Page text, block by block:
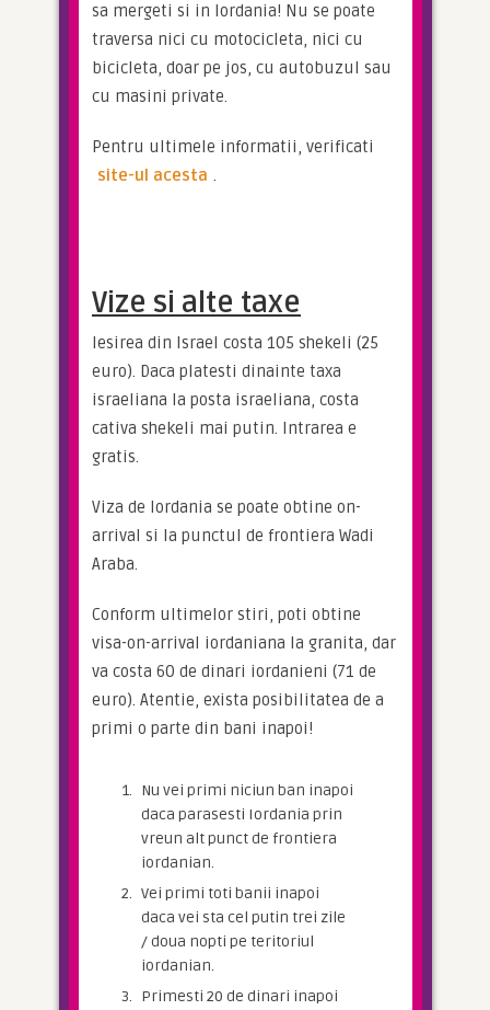
sa mergeti si in Iordania! Nu se poate
traversa nici cu motocicleta, nici cu
bicicleta, doar pe jos, cu autobuzul sau
cu masini private.
site-ul acesta .
Vize si alte taxe
Iesirea din Israel costa 105 shekeli (25
euro). Daca platesti dinainte taxa
israeliana la posta israeliana, costa
cativa shekeli mai putin. Intrarea e
gratis.
Viza de Iordania se poate obtine on-
arrival si la punctul de frontiera Wadi
Araba.
Conform ultimelor stiri, poti obtine
visa-on-arrival iordaniana la granita, dar
va costa 60 de dinari iordanieni (71 de
euro). Atentie, exista posibilitatea de a
primi o parte din bani inapoi!
Nu vei primi niciun ban inapoi
daca parasesti Iordania prin
vreun alt punct de frontiera
iordanian.
Vei primi toti banii inapoi
daca vei sta cel putin trei zile
/ doua nopti pe teritoriul
iordanian.
Primesti 20 de dinari inapoi